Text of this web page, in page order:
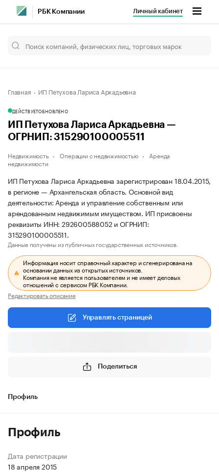
РБК Компании Личный кабинет
Главная ИП Петухова Лариса Аркадьевна
ДЕЙСТВУЕТОБНОВЛЕНО
ИП Петухова Лариса Аркадьевна —
ОГРНИП: 315290100005511
Недвижимость Операции с недвижимостью
Аренда
недвижимости
ИП Петухова Лариса Аркадьевна зарегистрирован 18.04.2015,
в регионе — Архангельская область. Основной вид
деятельности: Аренда и управление собственным или
арендованным недвижимым имуществом. ИП присвоены
реквизиты ИНН: 292600588052 и ОГРНИП:
315290100005511.
Данные получены из публичных государственных источников.
Информация носит справочный характер и сгенерирована на
основании данных из открытых источников.
Компания не является пользователем и не имеет деловых
отношений с сервисом РБК Компании.
Редактировать описание
Управлять страницей
Поделиться
Профиль
Профиль
Дата регистрации
18 апреля 2015